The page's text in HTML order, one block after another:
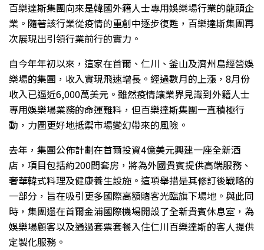
百樂達斯集團向來是韓國外籍人士專用娛樂場行業的龍頭企
業。隨著該行業從疫情的重創中逐步復甦，百樂達斯集團再
次展現出引領行業前行的實力。
自今年年初以來，這家在首爾、仁川、釜山及濟州島經營娛
樂場的集團，收入實現飛速增長。經過數月的上漲，8月份
收入已逼近6,000萬美元。雖然疫情讓業界見識到外籍人士
專用娛樂場業務的命運難料，但百樂達斯集團一直積極行
動，力圖更好地抵禦市場變幻帶來的風險。
去年，集團公佈計劃在首爾投資4億美元興建一座全新酒
店，項目包括約200間套房，將為外國貴賓提供高端服務、
奢華韓式料理及健康養生設施。這項舉措是其修訂後戰略的
一部分，旨在吸引更多國際高額賭客光臨旗下場地。與此同
時，集團還在首爾金浦國際機場開設了全新貴賓休息室，為
娛樂場顧客以及通過套票套餐入住仁川百樂達斯的客人提供
定製化服務。